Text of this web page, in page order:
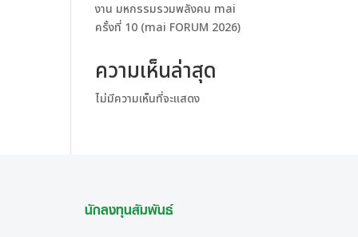
งาน มหกรรมรวมพลังคน mai
ครั้งที่ 10 (mai FORUM 2026)
ความเห็นล่าสุด
ไม่มีความเห็นที่จะแสดง
นักลงทุนสัมพันธ์